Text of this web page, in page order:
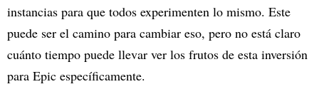
instancias para que todos experimenten lo mismo. Este
puede ser el camino para cambiar eso, pero no está claro
cuánto tiempo puede llevar ver los frutos de esta inversión
para Epic específicamente.